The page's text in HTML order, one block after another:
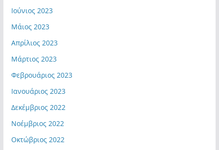
Ιούνιος 2023
Μάιος 2023
Απρίλιος 2023
Μάρτιος 2023
Φεβρουάριος 2023
Ιανουάριος 2023
Δεκέμβριος 2022
Νοέμβριος 2022
Οκτώβριος 2022